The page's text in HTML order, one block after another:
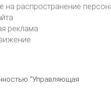
на распространение
реклама
"Управляющая